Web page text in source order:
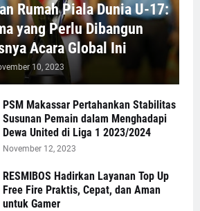
Rumah Piala Dunia U-17:
yang Perlu Dibangun
Acara Global Ini
10, 2023
PSM Makassar Pertahankan Stabilitas
Susunan Pemain dalam Menghadapi
Dewa United di Liga 1 2023/2024
November 12, 2023
RESMIBOS Hadirkan Layanan Top Up
Free Fire Praktis, Cepat, dan Aman
untuk Gamer